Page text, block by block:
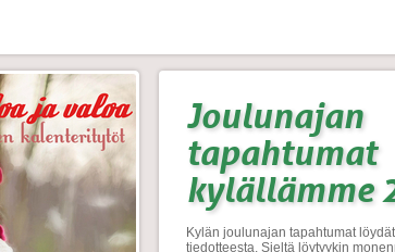
Joulunajan
tapahtumat
kylällämme
Kylän joulunajan tapahtumat
tiedotteesta. Sieltä löytyykin